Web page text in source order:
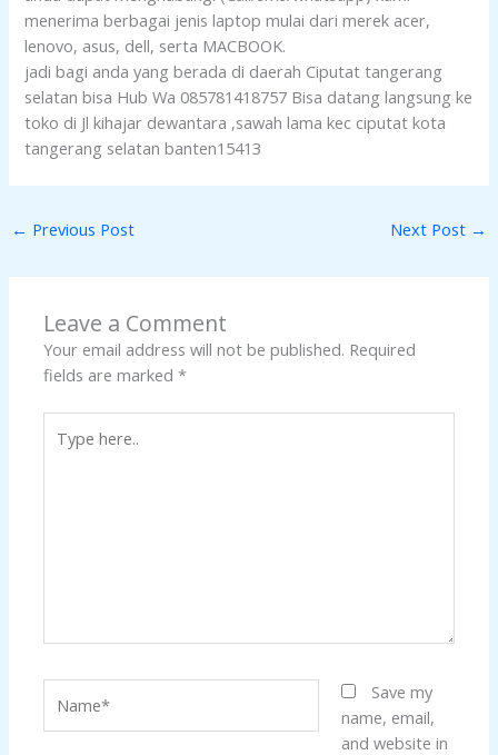
menerima berbagai jenis laptop mulai dari merek acer,
lenovo, asus, dell, serta MACBOOK.
jadi bagi anda yang berada di daerah Ciputat tangerang
selatan bisa Hub Wa 085781418757 Bisa datang langsung ke
toko di Jl kihajar dewantara ,sawah lama kec ciputat kota
tangerang selatan banten15413
← Previous Post Next Post →
Leave a Comment
Your email address will not be published. Required
fields are marked*
here..
Save my
name, email,
and website in